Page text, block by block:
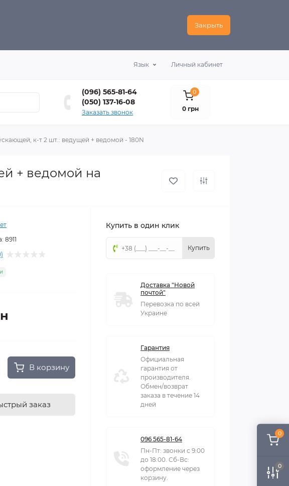
0
0
Закрыть
Язык Личный кабинет
(096) 565-81-64
(050) 137-16-08
Заказать звонок
0
0 грн
к-т 2 шт.: ведущей + ведомой - 180N
+ ведомой на
8911
В корзину
заказ
Купить в один клик
Купить
Доставка "Новой
почтой"
Перевозка по всей
Украине
Гарантия
Официальная
гарантия от
производителя.
Обмен/возврат
заказа в течение 14
дней
096 565-81-64
Пн-Пт: звонки с 9:00
до 18:00. Сб-Вс:
оформление через
корзину.